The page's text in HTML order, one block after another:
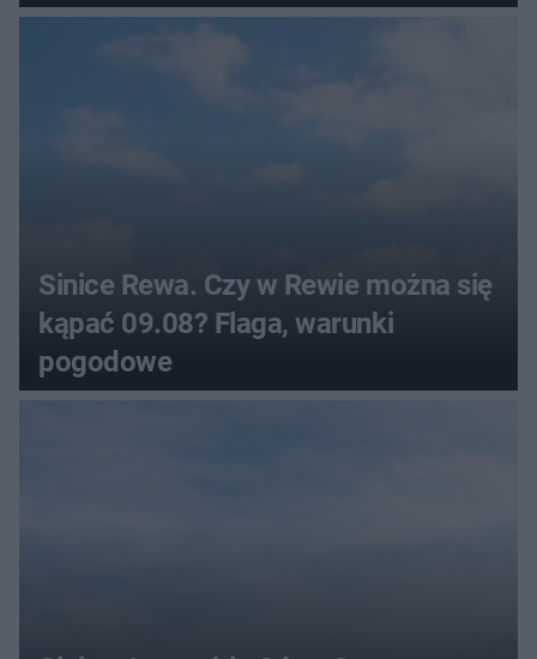
pogodowe
Sinice Rewa. Czy w Rewie można się
kąpać 09.08? Flaga, warunki
pogodowe